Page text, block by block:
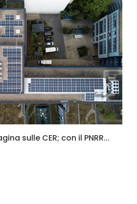
sulle CER; con il PNRR...